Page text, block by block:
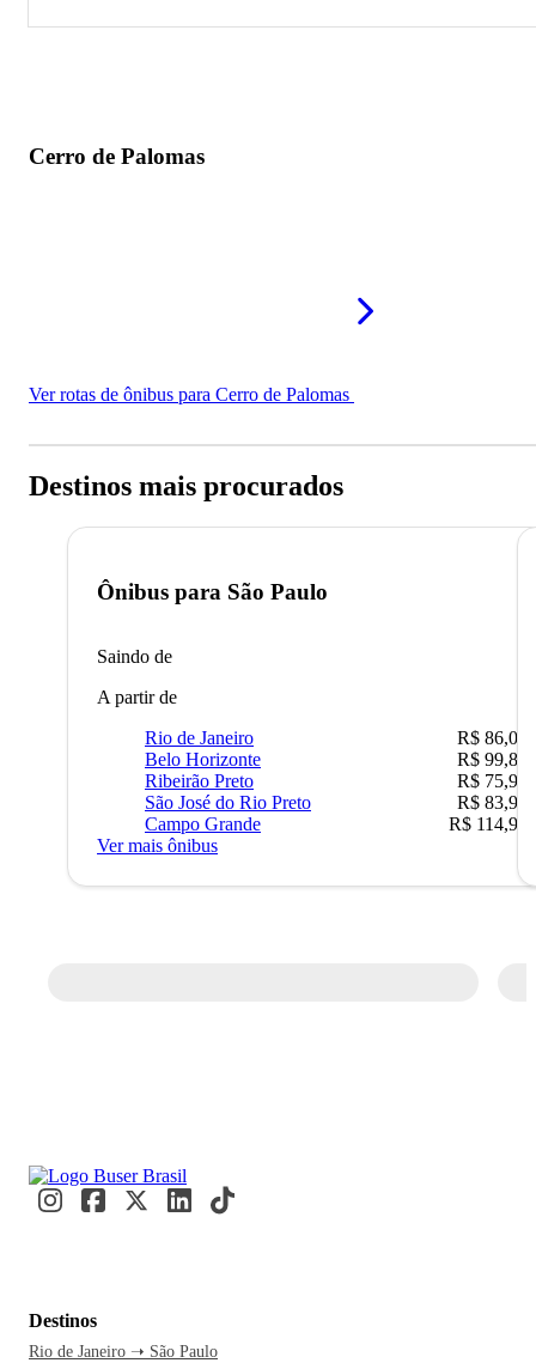
Cerro de Palomas
Ver rotas de ônibus para Cerro de Palomas
Destinos mais procurados
Ônibus para São Paulo
Saindo de
A partir de
Rio de Janeiro
R$ 86,00
Belo Horizonte
R$ 99,89
Ribeirão Preto
R$ 75,90
São José do Rio Preto
R$ 83,90
Campo Grande
R$ 114,90
Ver mais ônibus
Destinos
Rio de Janeiro ➝ São Paulo